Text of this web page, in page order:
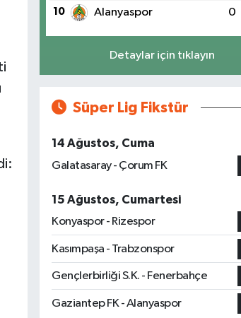
10 Alanyaspor 0
Detaylar için tıklayın
Süper Lig Fikstür
14 Ağustos, Cuma
Galatasaray - Çorum FK
15 Ağustos, Cumartesi
Konyaspor - Rizespor
Kasımpaşa - Trabzonspor
Gençlerbirliği S.K. - Fenerbahçe
Gaziantep FK - Alanyaspor